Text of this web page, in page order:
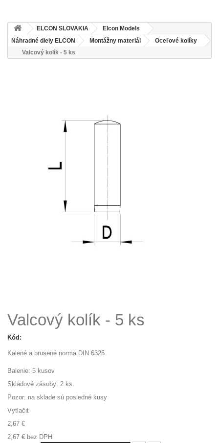
ELCON SLOVAKIA
Elcon Models
Náhradné diely ELCON
Montážny materiál
Oceľové kolíky
Valcový kolík - 5 ks
Valcový kolík - 5 ks
Kód:
Kalené a brusené norma DIN 6325.
Balenie: 5 kusov
Skladové zásoby: 2 ks.
Pozor: na sklade sú posledné kusy
Vytlačiť
2,67 €
2,67 € bez DPH